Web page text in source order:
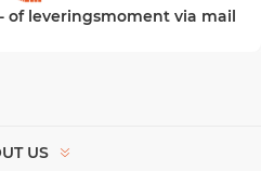
of leveringsmoment via mail
US